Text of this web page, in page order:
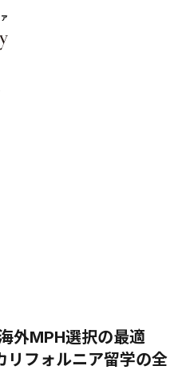
外MPH選択の最適
リフォルニア留学の全